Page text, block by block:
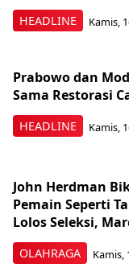
HEADLINE Kamis,
HEADLINE
Prabowo dan
Sama Restorasi
Kamis,
OLAHRAGA
John Herdman
Pemain Seperti
Lolos Seleksi,
Kamis,